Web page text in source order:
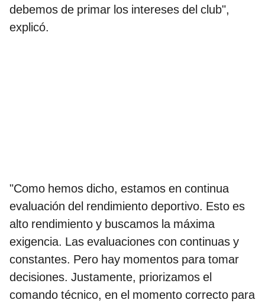
debemos de primar los intereses del club",
explicó.
"Como hemos dicho, estamos en continua
evaluación del rendimiento deportivo. Esto es
alto rendimiento y buscamos la máxima
exigencia. Las evaluaciones con continuas y
constantes. Pero hay momentos para tomar
decisiones. Justamente, priorizamos el
comando técnico, en el momento correcto para